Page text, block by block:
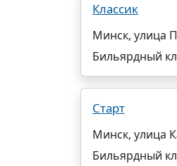
Классик
Минск, улица
Бильярдный
Старт
Минск, улица
Бильярдный